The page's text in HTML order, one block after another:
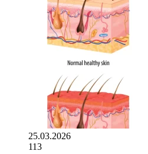
25.03.2026
113